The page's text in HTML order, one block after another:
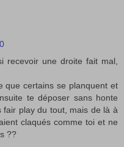
recevoir une droite fait mal,
que certains se planquent et
te déposer sans honte
play du tout, mais de là à
claqués comme toi et ne
??